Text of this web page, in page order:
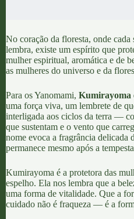
No coração da floresta, onde cada
lembra, existe um espírito que
mulher espiritual, aromática e de
as mulheres do universo e da
Para os Yanomami, Kumirayoma
uma força viva, um lembrete de
interligada aos ciclos da terra —
que sustentam e o vento que
nome evoca a fragrância
permanece mesmo após a
Kumirayoma é a protetora das
espelho. Ela nos lembra que a
uma forma de vitalidade. Que a
cuidado não é fraqueza — é a